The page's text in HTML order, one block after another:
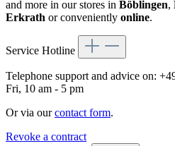
and more in our stores in Böblingen,
Erkrath or conveniently online.
Service Hotline
Telephone support and advice on:
Fri, 10 am - 5 pm
Or via ourcontact form.
Revoke a contract